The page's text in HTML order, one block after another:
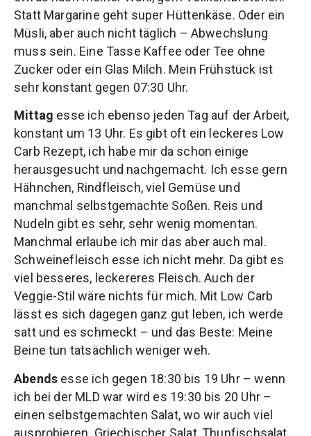
Statt Margarine geht super Hüttenkäse. Oder ein
Müsli, aber auch nicht täglich – Abwechslung
muss sein. Eine Tasse Kaffee oder Tee ohne
Zucker oder ein Glas Milch. Mein Frühstück ist
sehr konstant gegen 07:30 Uhr.
Mittag esse ich ebenso jeden Tag auf der Arbeit,
konstant um 13 Uhr. Es gibt oft ein leckeres Low
Carb Rezept, ich habe mir da schon einige
herausgesucht und nachgemacht. Ich esse gern
Hähnchen, Rindfleisch, viel Gemüse und
manchmal selbstgemachte Soßen. Reis und
Nudeln gibt es sehr, sehr wenig momentan.
Manchmal erlaube ich mir das aber auch mal.
Schweinefleisch esse ich nicht mehr. Da gibt es
viel besseres, leckereres Fleisch. Auch der
Veggie-Stil wäre nichts für mich. Mit Low Carb
lässt es sich dagegen ganz gut leben, ich werde
satt und es schmeckt – und das Beste: Meine
Beine tun tatsächlich weniger weh.
Abends esse ich gegen 18:30 bis 19 Uhr – wenn
ich bei der MLD war wird es 19:30 bis 20 Uhr –
einen selbstgemachten Salat, wo wir auch viel
ausprobieren. Griechischer Salat, Thunfischsalat